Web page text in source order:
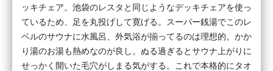
ッキチェア。池袋のレスタと同じようなデッキチェアを使っ
ているため、足を丸投げして寛げる。スーパー銭湯でこのレ
ベルのサウナに水風呂、外気浴が揃ってるのは理想的。かか
り湯のお湯も熱めなのが良し。ぬる過ぎるとサウナ上がりに
せっかく開いた毛穴がしまる気がする。これで本格的にタオ